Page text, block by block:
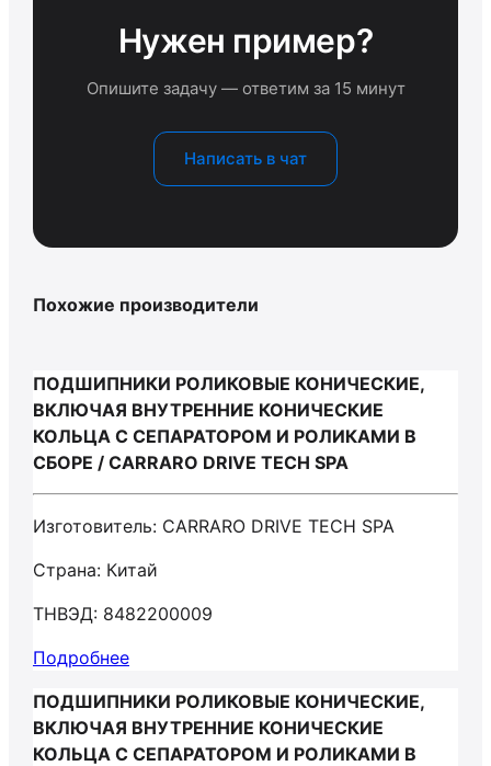
Нужен пример?
Опишите задачу — ответим за 15 минут
Написать в чат
Похожие производители
ПОДШИПНИКИ РОЛИКОВЫЕ КОНИЧЕСКИЕ,
ВКЛЮЧАЯ ВНУТРЕННИЕ КОНИЧЕСКИЕ
КОЛЬЦА С СЕПАРАТОРОМ И РОЛИКАМИ В
СБОРЕ / CARRARO DRIVE TECH SPA
Изготовитель: CARRARO DRIVE TECH SPA
Страна: Китай
ТНВЭД: 8482200009
Подробнее
ПОДШИПНИКИ РОЛИКОВЫЕ КОНИЧЕСКИЕ,
ВКЛЮЧАЯ ВНУТРЕННИЕ КОНИЧЕСКИЕ
КОЛЬЦА С СЕПАРАТОРОМ И РОЛИКАМИ В